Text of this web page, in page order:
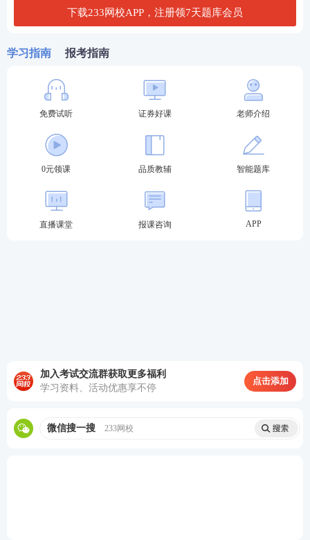
多，容易混淆或记忆不清，所以不能机械地死记硬
背。 这一科里面涉及的法律责任比较多。处罚的内容
包括行政处罚、刑事处罚和民事处罚等等。
首先要注意多归纳，一些有关数字、时间、比例、条
件等内容具有可比性，可以通过联想、画表、找异同
点等方式来提高学习效率。比如二级市场中诱骗投资
者买卖证券、期货合约，利用未公开信息交易，内幕
交易、泄露内幕信息的行政处罚都有“没收违法所得，
做题，触类旁通，在重复做题中加深记忆。很多时
候，做题是最简单的记忆诀窍。
分和59.5分可谓是天壤之别，很多时候我们千万不要
小瞧这1分2分的小点，往往这是最好得分的。【免费
下载233网校APP，注册领7天题库会员
学习指南 报考指南
免费试听 证券好课 老师介绍
0元领课 品质教辅 智能题库
直播课堂 报课咨询 APP
加入考试交流群获取更多福利
学习资料、活动优惠享不停
点击添加
微信搜一搜 233网校